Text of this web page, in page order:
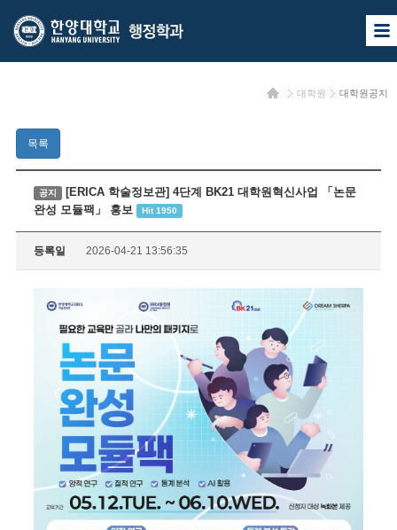
한
양
교
양
행
정
학
과
사
이
열
홈 대학원 대학원공지
목록
공지
[ERICA 학술정보관] 4단계 BK21 대학원혁신사업 「논문
완성 모듈팩」 홍보
Hit 1950
등록일 2026-04-21 13:56:35